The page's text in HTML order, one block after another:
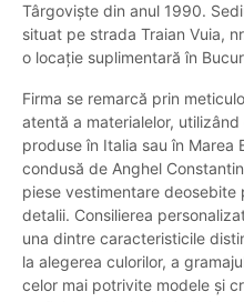
Târgoviște din anul 1990.
situat pe strada Traian Vuia,
o locație suplimentară în
Firma se remarcă prin
atentă a materialelor,
produse în Italia sau în Marea
condusă de Anghel
piese vestimentare deosebite
detalii. Consilierea
una dintre caracteristicile
la alegerea culorilor, a
celor mai potrivite modele și